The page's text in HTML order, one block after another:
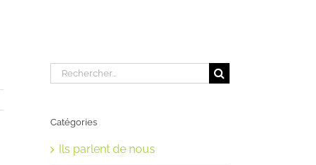
Rechercher:
Catégories
Ils parlent de nous